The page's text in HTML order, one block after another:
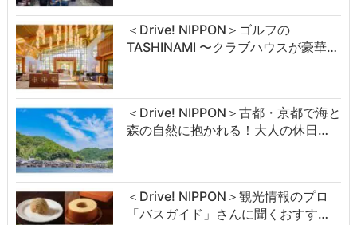
＜Drive! NIPPON＞ゴルフの
TASHINAMI 〜クラブハウスが豪華…
＜Drive! NIPPON＞古都・京都で海と
森の自然に抱かれる！大人の休日…
＜Drive! NIPPON＞観光情報のプロ
「バスガイド」さんに聞くおすす…